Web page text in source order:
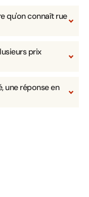
qu'on connaît rue
prix
une réponse en